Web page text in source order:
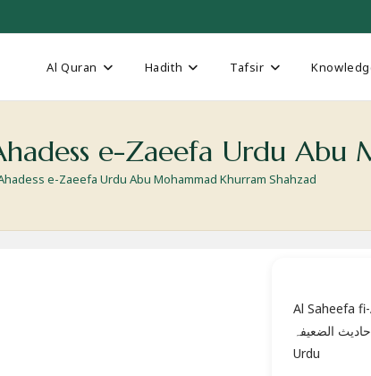
Al Quran Hadith Tafsir
e-Zaeefa Urdu Abu
e-Zaeefa Urdu Abu Mohammad Khurram Shahzad
Al Saheefa
الضعیفہ
Urdu